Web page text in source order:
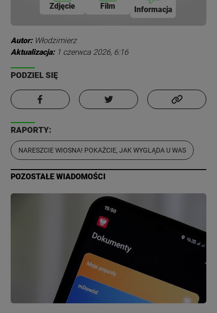
Zdjęcie Film Informacja
Autor: Włodzimierz
Aktualizacja: 1 czerwca 2026, 6:16
PODZIEL SIĘ
RAPORTY:
NARESZCIE WIOSNA! POKAŻCIE, JAK WYGLĄDA U WAS
POZOSTAŁE WIADOMOŚCI